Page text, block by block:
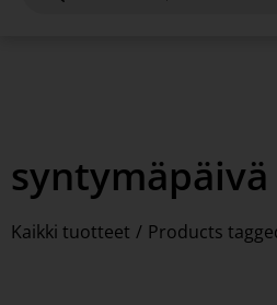
syntymäpäivä
Kaikki tuotteet / Products